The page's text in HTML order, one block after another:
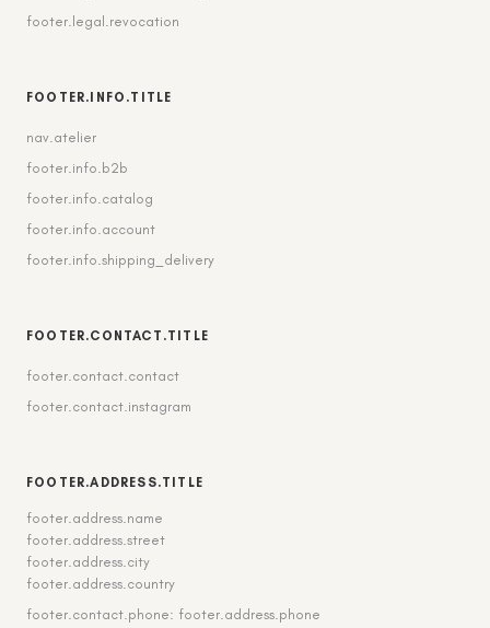
footer.legal.revocation
FOOTER.INFO.TITLE
nav.atelier
footer.info.b2b
footer.info.catalog
footer.info.account
footer.info.shipping_delivery
FOOTER.CONTACT.TITLE
footer.contact.contact
footer.contact.instagram
FOOTER.ADDRESS.TITLE
footer.address.name
footer.address.street
footer.address.city
footer.address.country
footer.contact.phone: footer.address.phone